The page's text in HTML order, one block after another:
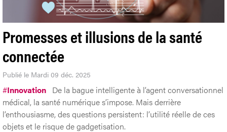
Promesses et illusions de la santé
connectée
Publié le Mardi 09 déc. 2025
#Innovation De la bague intelligente à l’agent conversationnel
médical, la santé numérique s’impose. Mais derrière
l’enthousiasme, des questions persistent: l’utilité réelle de ces
objets et le risque de gadgetisation.